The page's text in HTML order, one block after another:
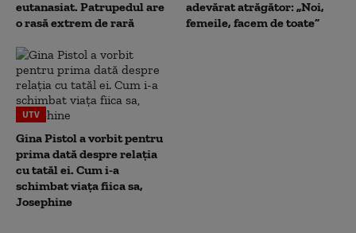
eutanasiat. Patrupedul are
o rasă extrem de rară
adevărat atrăgător: „Noi,
femeile, facem de toate”
UTV
Gina Pistol a vorbit pentru
prima dată despre relația
cu tatăl ei. Cum i-a
schimbat viața fiica sa,
Josephine